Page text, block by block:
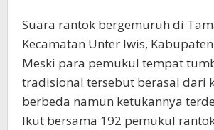
Suara rantok bergemuruh di
Kecamatan Unter Iwis,
Meski para pemukul tempat
tradisional tersebut berasal dari
berbeda namun ketukannya
Ikut bersama 192 pemukul